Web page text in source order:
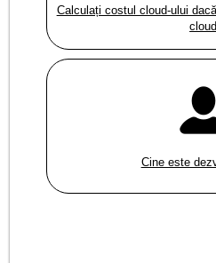
Calculați costul cloud-ului
cloud
Cine este